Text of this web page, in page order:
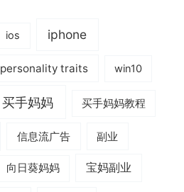
ios iphone
personality traits win10
买手妈妈 买手妈妈教程
信息流广告 副业
向日葵妈妈 宝妈副业